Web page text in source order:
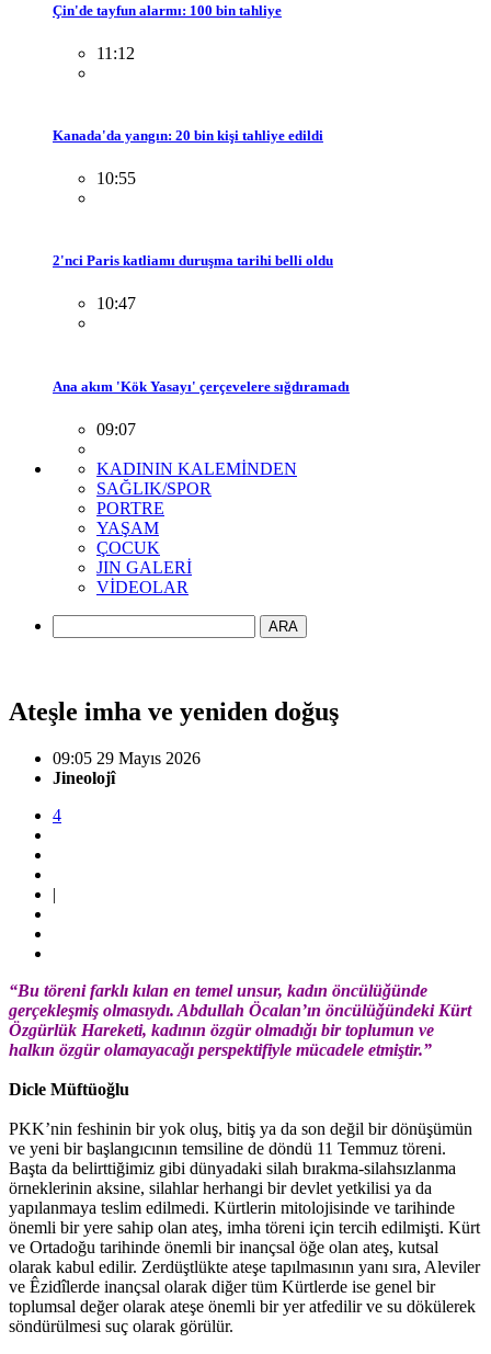
Çin'de tayfun alarmı: 100 bin tahliye
11:12
Kanada'da yangın: 20 bin kişi tahliye edildi
10:55
2'nci Paris katliamı duruşma tarihi belli oldu
10:47
Ana akım 'Kök Yasayı' çerçevelere sığdıramadı
09:07
KADININ KALEMİNDEN
SAĞLIK/SPOR
PORTRE
YAŞAM
ÇOCUK
JIN GALERİ
VİDEOLAR
ARA
Ateşle imha ve yeniden doğuş
09:05 29 Mayıs 2026
Jineolojî
4
|
“Bu töreni farklı kılan en temel unsur, kadın öncülüğünde
gerçekleşmiş olmasıydı. Abdullah Öcalan’ın öncülüğündeki Kürt
Özgürlük Hareketi, kadının özgür olmadığı bir toplumun ve
halkın özgür olamayacağı perspektifiyle mücadele etmiştir.”
Dicle Müftüoğlu
PKK’nin feshinin bir yok oluş, bitiş ya da son değil bir dönüşümün
ve yeni bir başlangıcının temsiline de döndü 11 Temmuz töreni.
Başta da belirttiğimiz gibi dünyadaki silah bırakma-silahsızlanma
örneklerinin aksine, silahlar herhangi bir devlet yetkilisi ya da
yapılanmaya teslim edilmedi. Kürtlerin mitolojisinde ve tarihinde
önemli bir yere sahip olan ateş, imha töreni için tercih edilmişti. Kürt
ve Ortadoğu tarihinde önemli bir inançsal öğe olan ateş, kutsal
olarak kabul edilir. Zerdüştlükte ateşe tapılmasının yanı sıra, Aleviler
ve Êzidîlerde inançsal olarak diğer tüm Kürtlerde ise genel bir
toplumsal değer olarak ateşe önemli bir yer atfedilir ve su dökülerek
söndürülmesi suç olarak görülür.